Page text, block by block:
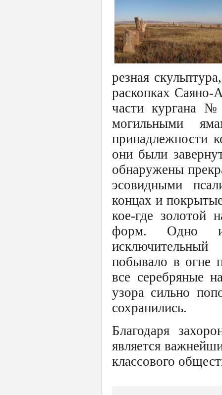
резная
раскопках Саяно-
части кургана
могильными
принадлежности
они были
обнаружены
эсовидными
концах и
кое-где золотой
форм. Одно из
побывало в огне
все серебряные
узора сильно
сохранились.
Благодаря
является
классового